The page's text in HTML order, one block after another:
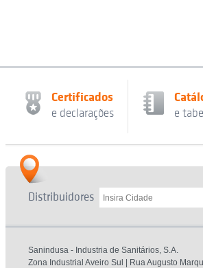
Certificados
e declarações e
Distribuidores
Sanindusa - Industria de Sanitários, S.A.
Zona Industrial Aveiro Sul | Rua Augusto